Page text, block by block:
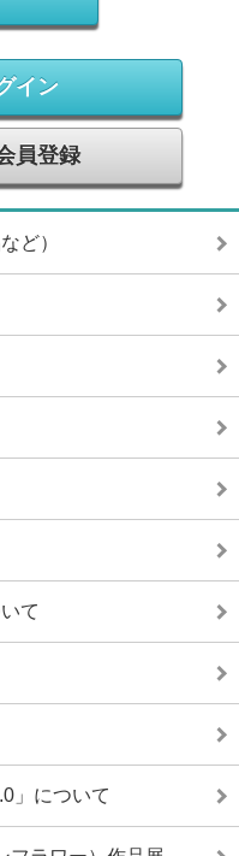
イン
員登録
ど）
て
」について